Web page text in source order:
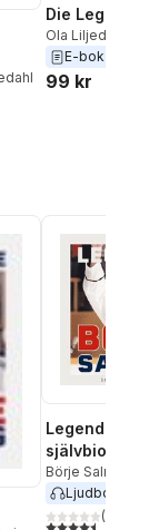
Die Legende
Ola Liljedahl
E-bok
99 kr
Legenden :
självbiografin
Börje Salming
Ljudbok
4,5utav 5(